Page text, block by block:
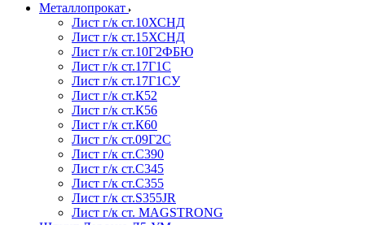
Металлопрокат
Лист г/к ст.10ХСНД
Лист г/к ст.15ХСНД
Лист г/к ст.10Г2ФБЮ
Лист г/к ст.17Г1С
Лист г/к ст.17Г1СУ
Лист г/к ст.К52
Лист г/к ст.К56
Лист г/к ст.К60
Лист г/к ст.09Г2С
Лист г/к ст.C390
Лист г/к ст.C345
Лист г/к ст.C355
Лист г/к ст.S355JR
Лист г/к ст. MAGSTRONG